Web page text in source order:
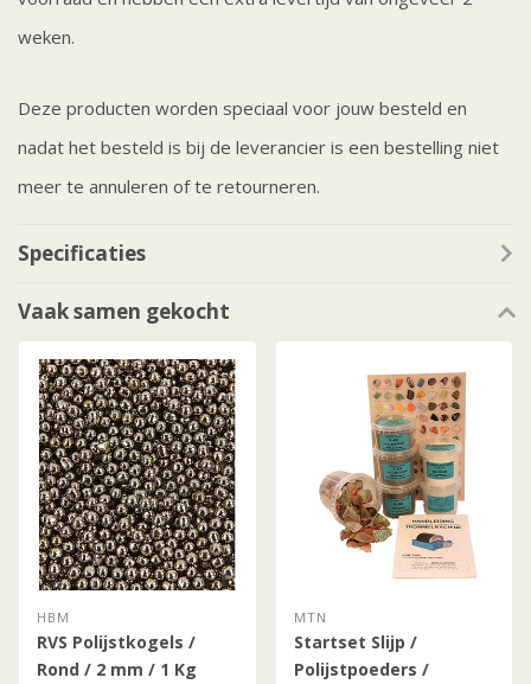
weken.
Deze producten worden speciaal voor jouw besteld en
nadat het besteld is bij de leverancier is een bestelling niet
meer te annuleren of te retourneren.
Specificaties
Vaak samen gekocht
HBM
RVS Polijstkogels /
Rond / 2 mm / 1 Kg
MTN
Startset Slijp /
Polijstpoeders /